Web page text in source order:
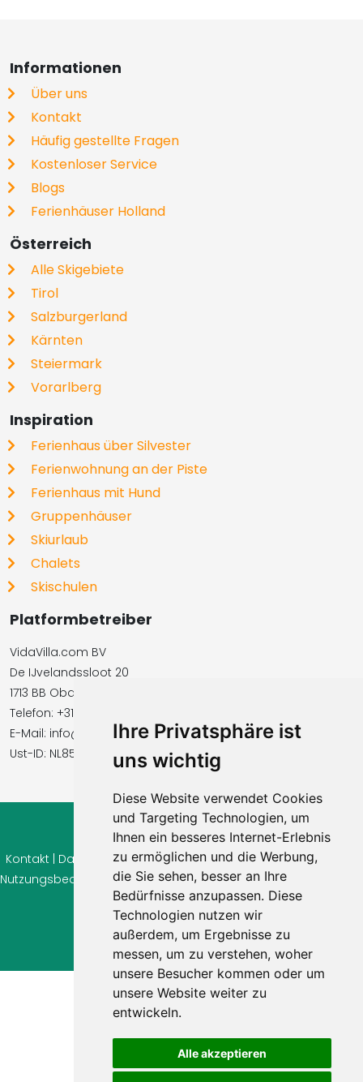
Ihre Privatsphäre ist
uns wichtig
Diese Website verwendet Cookies
und Targeting Technologien, um
Ihnen ein besseres Internet-Erlebnis
zu ermöglichen und die Werbung,
die Sie sehen, besser an Ihre
Bedürfnisse anzupassen. Diese
Technologien nutzen wir
außerdem, um Ergebnisse zu
messen, um zu verstehen, woher
unsere Besucher kommen oder um
unsere Website weiter zu
entwickeln.
Alle akzeptieren
Informationen
Über uns
Kontakt
Häufig gestellte Fragen
Kostenloser Service
Blogs
Ferienhäuser Holland
Österreich
Alle Skigebiete
Tirol
Salzburgerland
Kärnten
Steiermark
Vorarlberg
Inspiration
Ferienhaus über Silvester
Ferienwohnung an der Piste
Ferienhaus mit Hund
Gruppenhäuser
Skiurlaub
Chalets
Skischulen
Platformbetreiber
VidaVilla.com BV
De IJvelandssloot 20
1713 BB Obdam, Niederlande
Telefon: +31854016545
E-Mail: info@vidavilla.com
Ust-ID: NL855781919B01
© 2026 Ferienhaus-Tirol.eu
Kontakt Datenschutz |Cookie Einstellungen |Widerrufsrecht
Nutzungsbedingungen |Impressum|Information Bewertungen